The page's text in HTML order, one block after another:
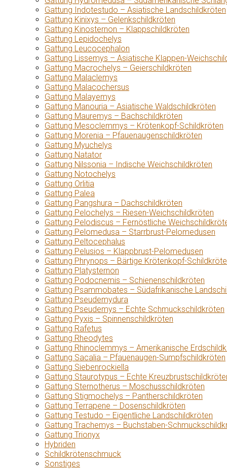
Gattung Indotestudo – Asiatische Landschildkröten
Gattung Kinixys – Gelenkschildkröten
Gattung Kinosternon – Klappschildkröten
Gattung Lepidochelys
Gattung Leucocephalon
Gattung Lissemys – Asiatische Klappen-
Gattung Macrochelys – Geierschildkröten
Gattung Malaclemys
Gattung Malacochersus
Gattung Malayemys
Gattung Manouria – Asiatische Waldschildkröten
Gattung Mauremys – Bachschildkröten
Gattung Mesoclemmys – Krötenkopf-Schildkröten
Gattung Morenia – Pfauenaugenschildkröten
Gattung Myuchelys
Gattung Natator
Gattung Nilssonia – Indische Weichschildkröten
Gattung Notochelys
Gattung Orlitia
Gattung Palea
Gattung Pangshura – Dachschildkröten
Gattung Pelochelys – Riesen-Weichschildkröten
Gattung Pelodiscus – Fernöstliche
Gattung Pelomedusa – Starrbrust-Pelomedusen
Gattung Peltocephalus
Gattung Pelusios – Klappbrust-Pelomedusen
Gattung Phrynops – Bärtige Krötenkopf-
Gattung Platysternon
Gattung Podocnemis – Schienenschildkröten
Gattung Psammobates – Südafrikanische
Gattung Pseudemydura
Gattung Pseudemys – Echte Schmuckschildkröten
Gattung Pyxis – Spinnenschildkröten
Gattung Rafetus
Gattung Rheodytes
Gattung Rhinoclemmys – Amerikanische
Gattung Sacalia – Pfauenaugen-Sumpfschildkröten
Gattung Siebenrockiella
Gattung Staurotypus – Echte
Gattung Sternotherus – Moschusschildkröten
Gattung Stigmochelys – Pantherschildkröten
Gattung Terrapene – Dosenschildkröten
Gattung Testudo – Eigentliche Landschildkröten
Gattung Trachemys – Buchstaben-
Gattung Trionyx
Hybriden
Schildkrötenschmuck
Sonstiges